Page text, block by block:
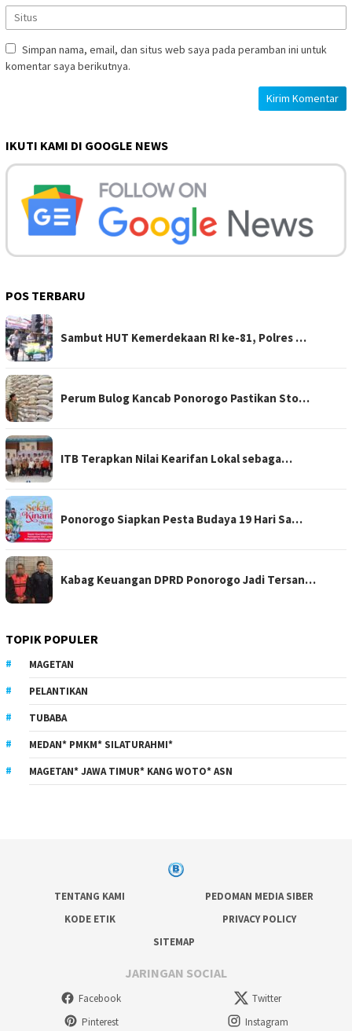
Simpan nama, email, dan situs web saya pada peramban ini untuk
komentar saya berikutnya.
IKUTI KAMI DI GOOGLE NEWS
POS TERBARU
Sambut HUT Kemerdekaan RI ke-81, Polres …
Perum Bulog Kancab Ponorogo Pastikan Sto…
ITB Terapkan Nilai Kearifan Lokal sebaga…
Ponorogo Siapkan Pesta Budaya 19 Hari Sa…
Kabag Keuangan DPRD Ponorogo Jadi Tersan…
TOPIK POPULER
MAGETAN
PELANTIKAN
TUBABA
MEDAN* PMKM* SILATURAHMI*
MAGETAN* JAWA TIMUR* KANG WOTO* ASN
TENTANG KAMI
PEDOMAN MEDIA SIBER
KODE ETIK
PRIVACY POLICY
SITEMAP
JARINGAN SOCIAL
Facebook
Twitter
Pinterest
Instagram